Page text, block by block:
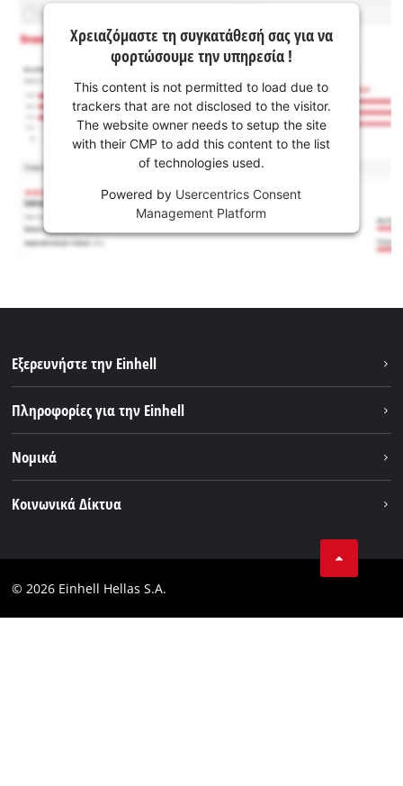
Χρειαζόμαστε τη συγκατάθεσή σας για να
φορτώσουμε την υπηρεσία !
This content is not permitted to load due to
trackers that are not disclosed to the visitor.
The website owner needs to setup the site
with their CMP to add this content to the list
of technologies used.
Powered by Usercentrics Consent
Management Platform
Εξερευνήστε την Einhell
Σύστημα μπαταριών
Εξυπηρέτηση
Πληροφορίες για την Einhell
Θέσεις απασχόλησης
Νομικά
Συμμόρφωση
Κοινωνικά Δίκτυα
YouТube
© 2026 Einhell Hellas S.A.